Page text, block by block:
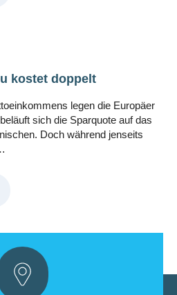
kostet doppelt
legen die Europäer
sich die Sparquote auf das
Doch während jenseits